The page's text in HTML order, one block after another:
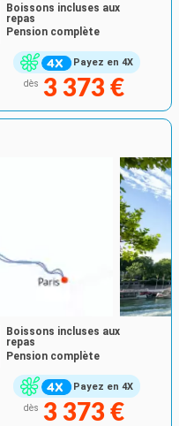
Payez en 4X
Boissons incluses aux
repas
Pension complète
dès 3 373 €
Payez en 4X
Boissons incluses aux
repas
Pension complète
dès 3 373 €